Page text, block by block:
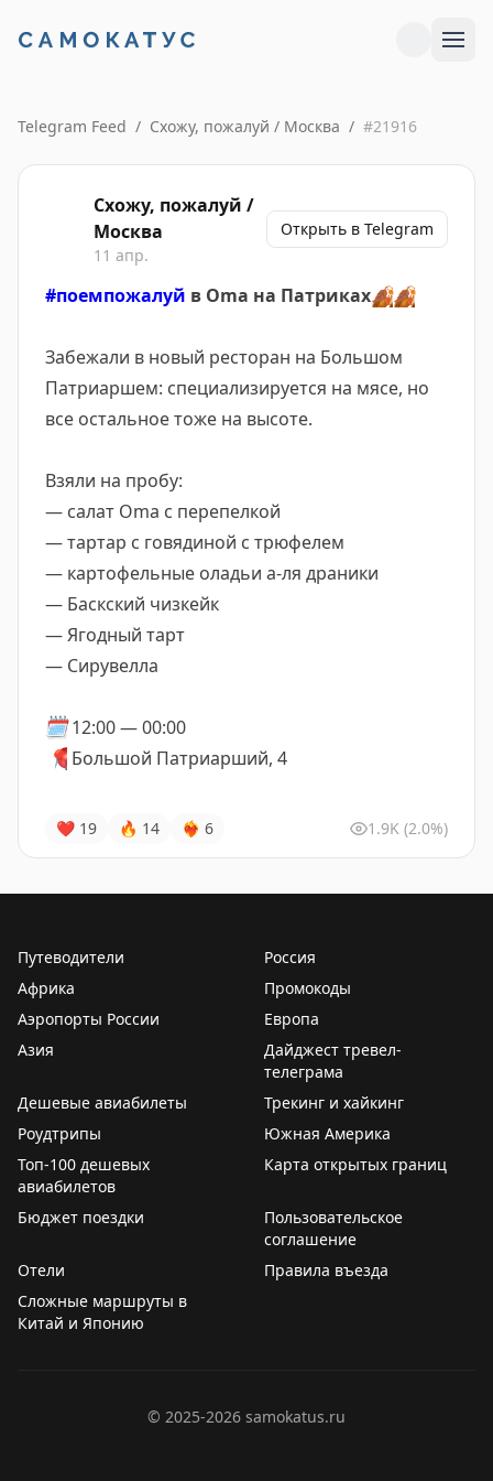
Telegram Feed / Схожу, пожалуй / Москва / #21916
Схожу, пожалуй /
Москва
11 апр.
Открыть в Telegram
#поемпожалуй в Oma на Патриках🍂🍂
Забежали в новый ресторан на Большом
Патриаршем: специализируется на мясе, но
все остальное тоже на высоте.
Взяли на пробу:
— салат Oma с перепелкой
— тартар с говядиной с трюфелем
— картофельные оладьи а-ля драники
— Баскский чизкейк
— Ягодный тарт
— Сирувелла
🗓️12:00 — 00:00
📍 Большой Патриарший, 4
❤ 19 🔥 14 ❤‍🔥 6 1.9K (2.0%)
Путеводители
Россия
Африка
Промокоды
Аэропорты России
Европа
Азия
Дайджест тревел-
телеграма
Дешевые авиабилеты
Трекинг и хайкинг
Роудтрипы
Южная Америка
Топ-100 дешевых
авиабилетов
Карта открытых границ
Бюджет поездки
Пользовательское
соглашение
Отели
Правила въезда
Сложные маршруты в
Китай и Японию
© 2025-2026 samokatus.ru